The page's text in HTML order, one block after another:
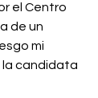
el Centro
de un
mi
la candidata